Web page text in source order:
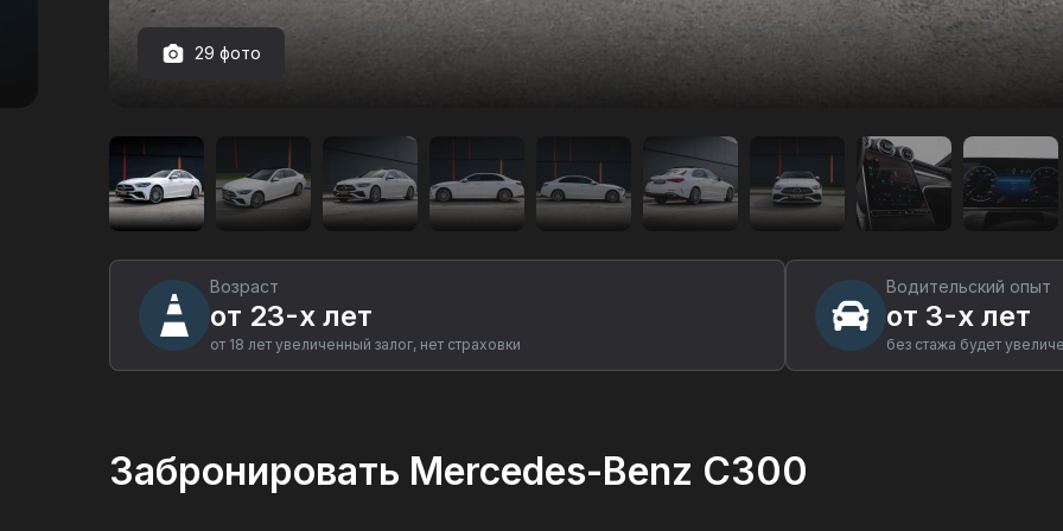
автомобиля
Mercedes-
Benz
C300
в
Екатеринбурге
29 фото
Возраст
от 23-х лет
от 18 лет увеличенный залог, нет страховки
Водительский опыт
от 3-х лет
без стажа будет
Забронировать Mercedes-Benz C300